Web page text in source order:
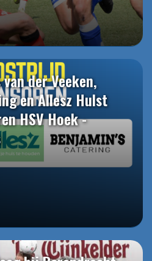
der Veeken,
en Allesz Hulst
HSV Hoek -